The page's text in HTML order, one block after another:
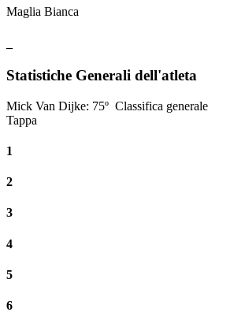
Maglia Bianca
Statistiche Generali dell'atleta
Mick Van Dijke: 75º Classifica generale
Tappa
1
2
3
4
5
6